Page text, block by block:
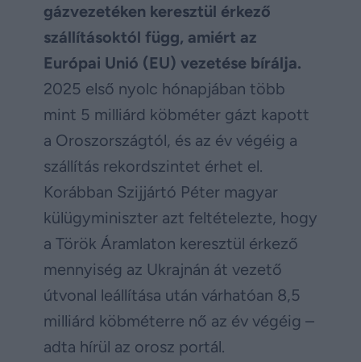
gázvezetéken keresztül érkező
szállításoktól függ, amiért az
Európai Unió (EU) vezetése bírálja.
2025 első nyolc hónapjában több
mint 5 milliárd köbméter gázt kapott
a Oroszországtól, és az év végéig a
szállítás rekordszintet érhet el.
Korábban Szijjártó Péter magyar
külügyminiszter azt feltételezte, hogy
a Török Áramlaton keresztül érkező
mennyiség az Ukrajnán át vezető
útvonal leállítása után várhatóan 8,5
milliárd köbméterre nő az év végéig –
adta hírül az orosz portál.